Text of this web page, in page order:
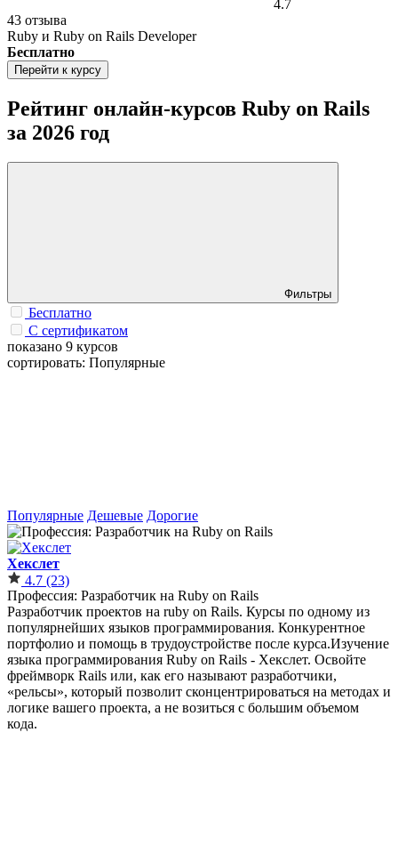
4.7
43 отзыва
Ruby и Ruby on Rails Developer
Бесплатно
Перейти к курсу
Рейтинг онлайн-курсов Ruby on Rails
за 2026 год
Фильтры
Бесплатно
С сертификатом
показано 9 курсов
сортировать: Популярные
Популярные Дешевые Дорогие
Хекслет
4.7 (23)
Профессия: Разработчик на Ruby on Rails
Разработчик проектов на ruby on Rails. Курсы по одному из
популярнейших языков программирования. Конкурентное
портфолио и помощь в трудоустройстве после курса.Изучение
языка программирования Ruby on Rails - Хекслет. Освойте
фреймворк Rails или, как его называют разработчики,
«рельсы», который позволит сконцентрироваться на методах и
логике вашего проекта, а не возиться с большим объемом
кода.